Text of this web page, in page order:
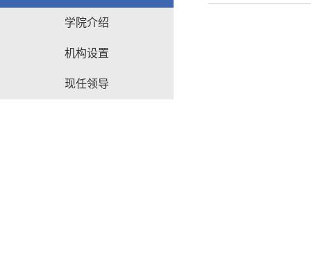
学院介绍
机构设置
现任领导